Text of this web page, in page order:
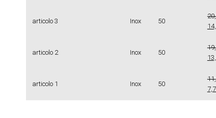
articolo 3 Inox 50
articolo 2 Inox 50
articolo 1 Inox 50